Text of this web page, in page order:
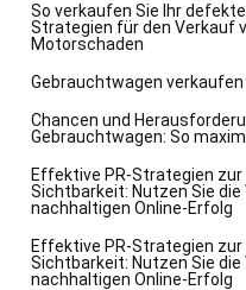
So verkaufen Sie Ihr
Strategien für den Verkauf
Motorschaden
Gebrauchtwagen verkaufen
Chancen und
Gebrauchtwagen: So
Effektive PR-Strategien zur
Sichtbarkeit: Nutzen Sie die
nachhaltigen Online-Erfolg
Effektive PR-Strategien zur
Sichtbarkeit: Nutzen Sie die
nachhaltigen Online-Erfolg